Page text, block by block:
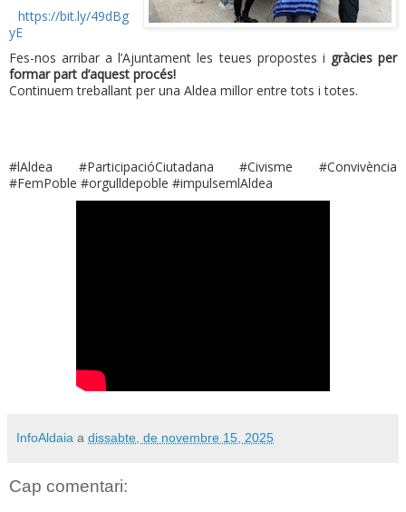
https://bit.ly/49dBg
yE
Fes-nos arribar a l’Ajuntament les teues propostes i gràcies per
formar part d’aquest procés!
Continuem treballant per una Aldea millor entre tots i totes.
#lAldea #ParticipacióCiutadana #Civisme #Convivència
#FemPoble #orgulldepoble #impulsemlAldea
InfoAldaia a dissabte, de novembre 15, 2025
Cap comentari: